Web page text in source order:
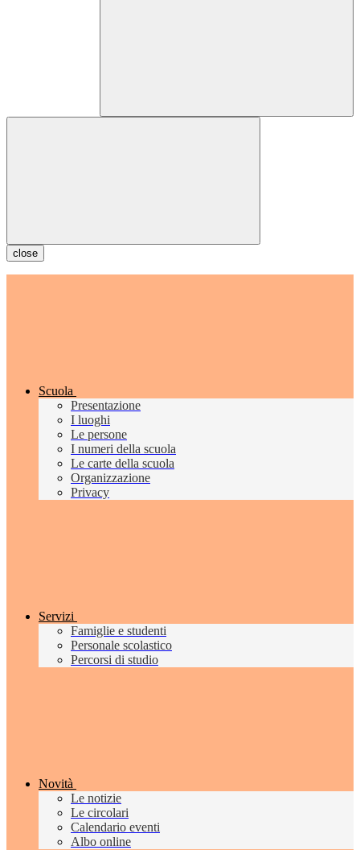
close
Scuola
Presentazione
I luoghi
Le persone
I numeri della scuola
Le carte della scuola
Organizzazione
Privacy
Servizi
Famiglie e studenti
Personale scolastico
Percorsi di studio
Novità
Le notizie
Le circolari
Calendario eventi
Albo online